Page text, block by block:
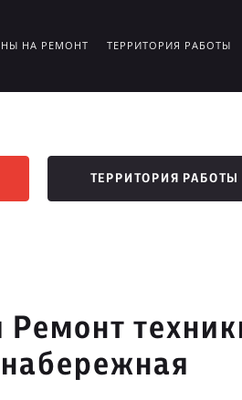
НА РЕМОНТ ТЕРРИТОРИЯ РАБОТЫ
ТЕРРИТОРИЯ РАБОТЫ